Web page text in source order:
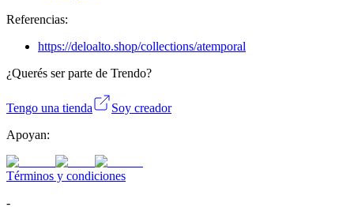
Referencias:
https://deloalto.shop/collections/atemporal
¿Querés ser parte de Trendo?
Tengo una tienda
Soy creador
Apoyan:
Términos y condiciones
-